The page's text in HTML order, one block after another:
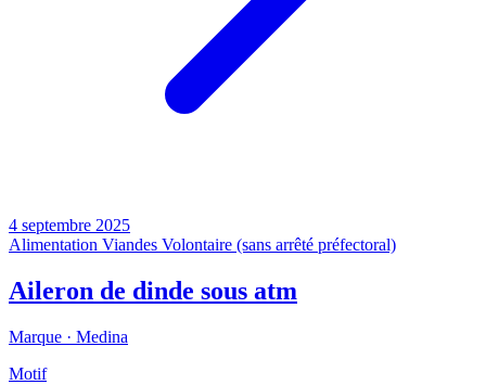
4 septembre 2025
Alimentation Viandes Volontaire (sans arrêté préfectoral)
Aileron de dinde sous atm
Marque · Medina
Motif